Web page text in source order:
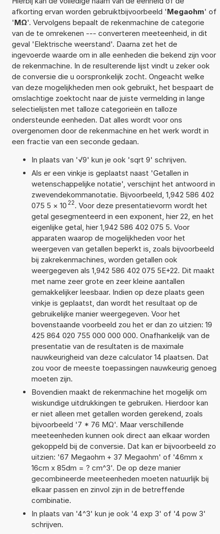
afkorting ervan worden gebruiktbijvoorbeeld 'Megaohm' of
'MΩ'. Vervolgens bepaalt de rekenmachine de categorie
van de te omrekenen --- converteren meeteenheid, in dit
geval 'Elektrische weerstand'. Daarna zet het de
ingevoerde waarde om in alle eenheden die bekend zijn voor
de rekenmachine. In de resulterende lijst vindt u zeker ook
de conversie die u oorspronkelijk zocht. Ongeacht welke
van deze mogelijkheden men ook gebruikt, het bespaart de
omslachtige zoektocht naar de juiste vermelding in lange
selectielijsten met talloze categorieën en talloze
ondersteunde eenheden. Dat alles wordt voor ons
overgenomen door de rekenmachine en het werk wordt in
een fractie van een seconde gedaan.
In plaats van '√9' kun je ook 'sqrt 9' schrijven.
Als er een vinkje is geplaatst naast 'Getallen in
wetenschappelijke notatie', verschijnt het antwoord in
zwevendekommanotatie. Bijvoorbeeld, 1,942 586 402
075 5 × 10 22. Voor deze presentatievorm wordt het
getal gesegmenteerd in een exponent, hier 22, en het
eigenlijke getal, hier 1,942 586 402 075 5. Voor
apparaten waarop de mogelijkheden voor het
weergeven van getallen beperkt is, zoals bijvoorbeeld
bij zakrekenmachines, worden getallen ook
weergegeven als 1,942 586 402 075 5E+22. Dit maakt
met name zeer grote en zeer kleine aantallen
gemakkelijker leesbaar. Indien op deze plaats geen
vinkje is geplaatst, dan wordt het resultaat op de
gebruikelijke manier weergegeven. Voor het
bovenstaande voorbeeld zou het er dan zo uitzien: 19
425 864 020 755 000 000 000. Onafhankelijk van de
presentatie van de resultaten is de maximale
nauwkeurigheid van deze calculator 14 plaatsen. Dat
zou voor de meeste toepassingen nauwkeurig genoeg
moeten zijn.
Bovendien maakt de rekenmachine het mogelijk om
wiskundige uitdrukkingen te gebruiken. Hierdoor kan
er niet alleen met getallen worden gerekend, zoals
bijvoorbeeld '7 * 76 MΩ'. Maar verschillende
meeteenheden kunnen ook direct aan elkaar worden
gekoppeld bij de conversie. Dat kan er bijvoorbeeld zo
uitzien: '67 Megaohm + 37 Megaohm' of '46mm x
16cm x 85dm = ? cm^3'. De op deze manier
gecombineerde meeteenheden moeten natuurlijk bij
elkaar passen en zinvol zijn in de betreffende
combinatie.
In plaats van '4^3' kun je ook '4 exp 3' of '4 pow 3'
schrijven.